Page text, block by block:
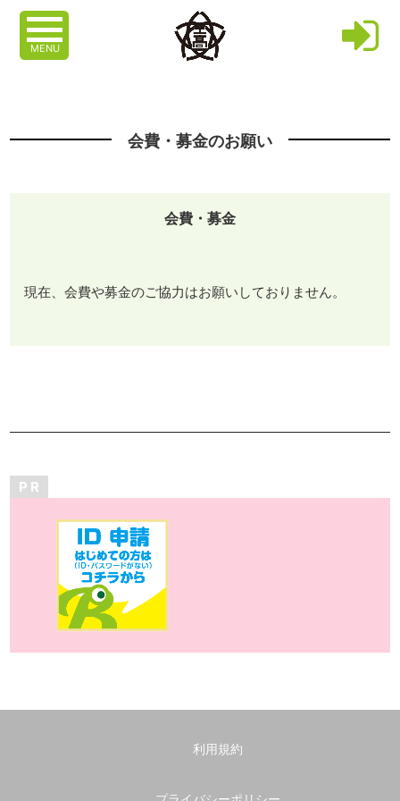
MENU
会費・募金のお願い
会費・募金
現在、会費や募金のご協力はお願いしておりません。
P R
利用規約